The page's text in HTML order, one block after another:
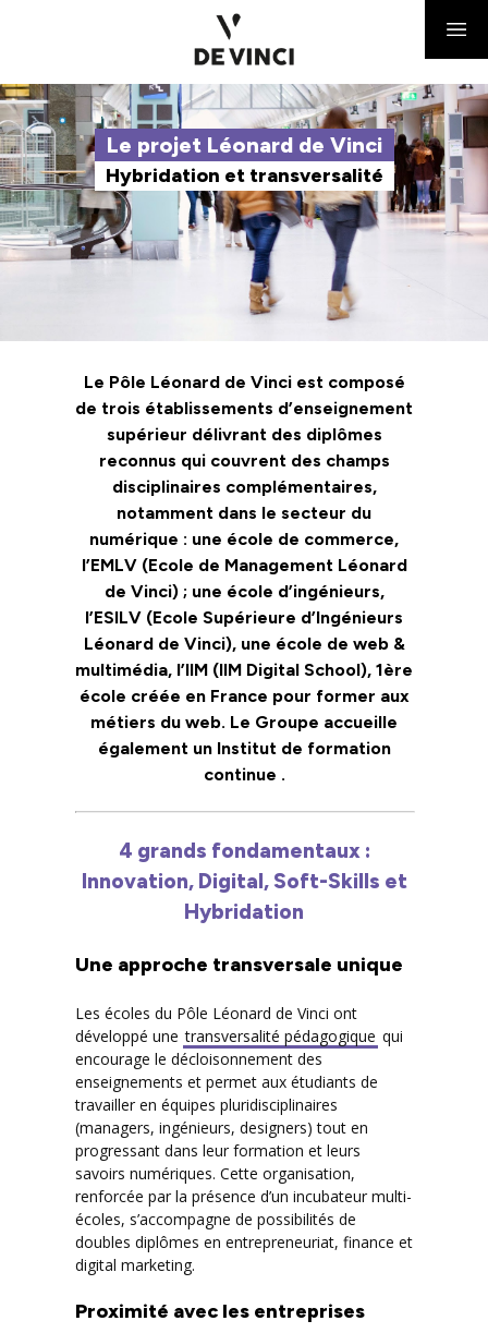
Le projet Léonard de Vinci
Hybridation et transversalité
Le Pôle Léonard de Vinci est composé
de trois établissements d’enseignement
supérieur délivrant des diplômes
reconnus qui couvrent des champs
disciplinaires complémentaires,
notamment dans le secteur du
numérique : une école de commerce,
l’EMLV (Ecole de Management Léonard
de Vinci) ; une école d’ingénieurs,
l’ESILV (Ecole Supérieure d’Ingénieurs
Léonard de Vinci), une école de web &
multimédia, l’IIM (IIM Digital School), 1ère
école créée en France pour former aux
métiers du web. Le Groupe accueille
également un Institut de formation
continue .
4 grands fondamentaux :
Innovation, Digital, Soft-Skills et
Hybridation
Une approche transversale unique
Les écoles du Pôle Léonard de Vinci ont
développé une transversalité pédagogique qui
encourage le décloisonnement des
enseignements et permet aux étudiants de
travailler en équipes pluridisciplinaires
(managers, ingénieurs, designers) tout en
progressant dans leur formation et leurs
savoirs numériques. Cette organisation,
renforcée par la présence d’un incubateur multi-
écoles, s’accompagne de possibilités de
doubles diplômes en entrepreneuriat, finance et
digital marketing.
Proximité avec les entreprises